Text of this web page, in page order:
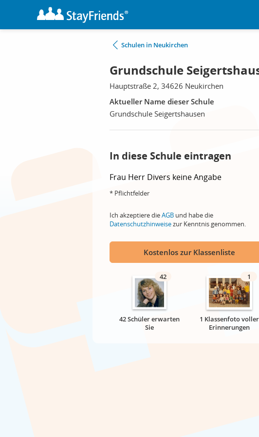
Schulen in Neukirchen
Grundschule
Hauptstraße 2, 34626 Neukirchen
Aktueller Name dieser Schule
Grundschule Seigertshausen
In diese Schule eintragen
Frau Herr Divers keine Angabe
* Pflichtfelder
Ich akzeptiere dieAGB und habe die
Datenschutzhinweisezur Kenntnis genommen.
Kostenlos zur Klassenliste
42
42 Schüler erwarten
Sie
1
1 Klassenfoto voller
Erinnerungen